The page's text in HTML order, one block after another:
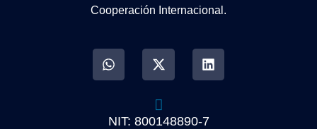
Cooperación Internacional.
NIT: 800148890-7